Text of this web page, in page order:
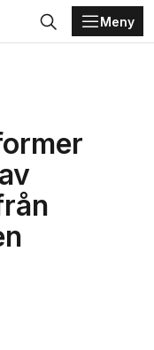
Sök
Meny